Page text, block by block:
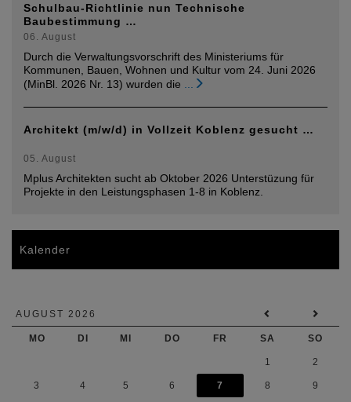
Schulbau-Richtlinie nun Technische
Baubestimmung …
06. August
Durch die Verwaltungsvorschrift des Ministeriums für
Kommunen, Bauen, Wohnen und Kultur vom 24. Juni 2026
(MinBl. 2026 Nr. 13) wurden die
Architekt (m/w/d) in Vollzeit Koblenz gesucht …
05. August
Mplus Architekten sucht ab Oktober 2026 Unterstüzung für
Projekte in den Leistungsphasen 1-8 in Koblenz.
Kalender
AUGUST 2026
MO DI MI DO FR SA SO
1 2
3 4 5 6 7 8 9